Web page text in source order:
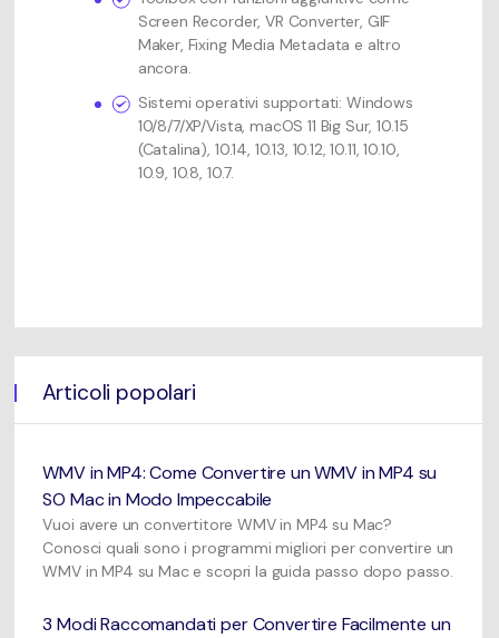
Screen Recorder, VR Converter, GIF
Maker, Fixing Media Metadata e altro
ancora.
Sistemi operativi supportati: Windows
10/8/7/XP/Vista, macOS 11 Big Sur, 10.15
(Catalina), 10.14, 10.13, 10.12, 10.11, 10.10,
10.9, 10.8, 10.7.
Articoli popolari
WMV in MP4: Come Convertire un WMV in MP4 su
SO Mac in Modo Impeccabile
Vuoi avere un convertitore WMV in MP4 su Mac?
Conosci quali sono i programmi migliori per convertire un
WMV in MP4 su Mac e scopri la guida passo dopo passo.
3 Modi Raccomandati per Convertire Facilmente un